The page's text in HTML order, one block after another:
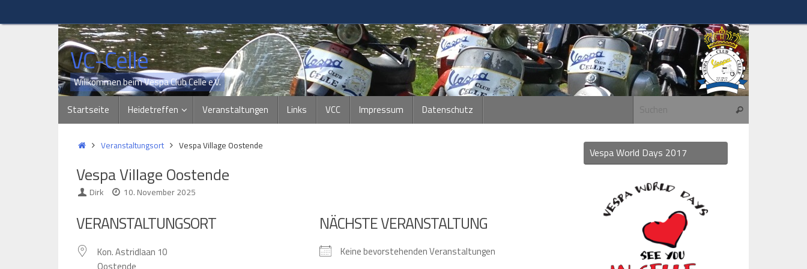
Inhalt
VC-Celle
Willkommen beim Vespa Club Celle e.V.
Inhalt
springen
Startseite Heidetreffen Veranstaltungen Links VCC Impressum Datenschutz Suchen
StartVeranstaltungsort Vespa Village Oostende
Vespa Village Oostende
Dirk 10. November 2025
VERANSTALTUNGSORT
Kon. Astridlaan 10
Oostende
NÄCHSTE VERANSTALTUNG
Keine bevorstehenden Veranstaltungen
Vespa World Days 2017